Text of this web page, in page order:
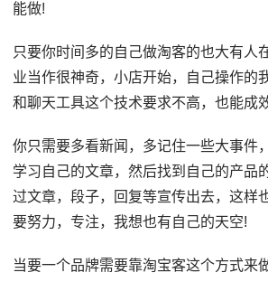
能做!
只要你时间多的自己做淘客的也大有人
业当作很神奇，小店开始，自己操作的
和聊天工具这个技术要求不高，也能成
你只需要多看新闻，多记住一些大事件
学习自己的文章，然后找到自己的产品
过文章，段子，回复等宣传出去，这样
要努力，专注，我想也有自己的天空!
当要一个品牌需要靠淘宝客这个方式来